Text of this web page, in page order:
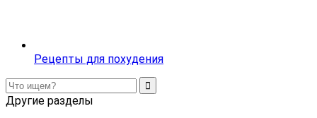
Рецепты для похудения
Другие разделы